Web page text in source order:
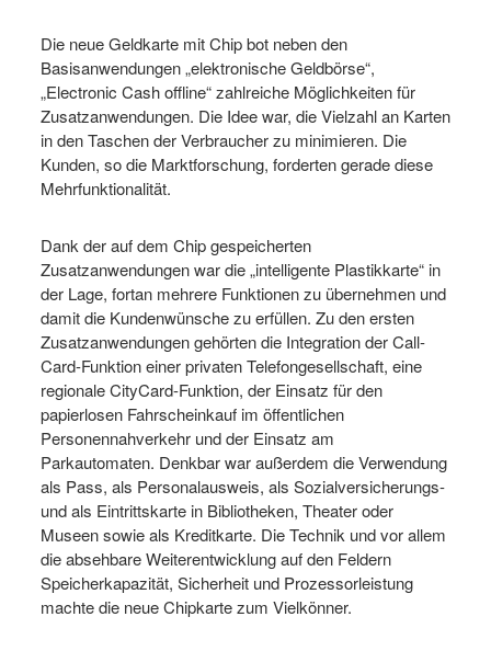
Die neue Geldkarte mit Chip bot neben den
Basisanwendungen „elektronische Geldbörse“,
„Electronic Cash offline“ zahlreiche Möglichkeiten für
Zusatzanwendungen. Die Idee war, die Vielzahl an Karten
in den Taschen der Verbraucher zu minimieren. Die
Kunden, so die Marktforschung, forderten gerade diese
Mehrfunktionalität.
Dank der auf dem Chip gespeicherten
Zusatzanwendungen war die „intelligente Plastikkarte“ in
der Lage, fortan mehrere Funktionen zu übernehmen und
damit die Kundenwünsche zu erfüllen. Zu den ersten
Zusatzanwendungen gehörten die Integration der Call-
Card-Funktion einer privaten Telefongesellschaft, eine
regionale CityCard-Funktion, der Einsatz für den
papierlosen Fahrscheinkauf im öffentlichen
Personennahverkehr und der Einsatz am
Parkautomaten. Denkbar war außerdem die Verwendung
als Pass, als Personalausweis, als Sozialversicherungs-
und als Eintrittskarte in Bibliotheken, Theater oder
Museen sowie als Kreditkarte. Die Technik und vor allem
die absehbare Weiterentwicklung auf den Feldern
Speicherkapazität, Sicherheit und Prozessorleistung
machte die neue Chipkarte zum Vielkönner.